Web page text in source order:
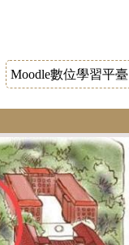
Moodle數位學習平臺